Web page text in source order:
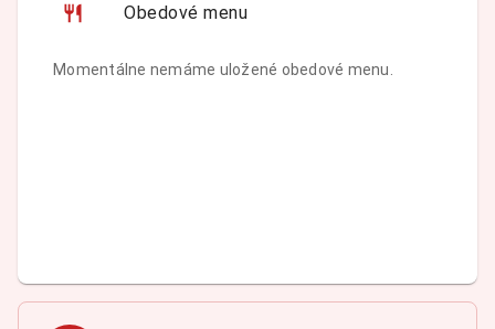
Obedové menu
Momentálne nemáme uložené obedové menu.